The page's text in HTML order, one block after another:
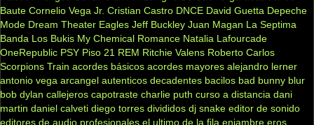
Baute Cornelio Vega Jr. Cristian Castro DNCE David Guetta Depeche
Mode Dream Theater Eagles Jeff Buckley Juan Magan La Septima
Banda Los Bukis My Chemical Romance Natalia Lafourcade
OneRepublic PSY Piso 21 REM Ritchie Valens Roberto Carlos
Scorpions Train acordes básicos acordes mayores alejandro lerner
antonio vega arcangel autenticos decadentes bacilos bad bunny blur
bob dylan callejeros capotraste charlie puth curso a distancia dani
martin daniel calveti diego torres divididos dj snake editor de sonido
editores de audio profesionales el ultimo de la fila enjambre eros